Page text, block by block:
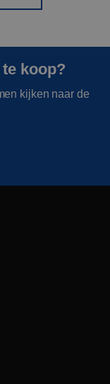
koop?
kijken naar de